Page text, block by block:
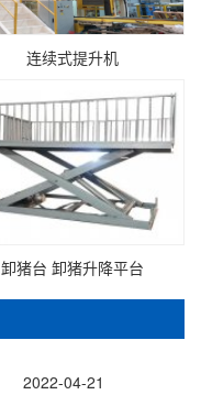
连续式提升机
卸猪台 卸猪升降平台
2022-04-21